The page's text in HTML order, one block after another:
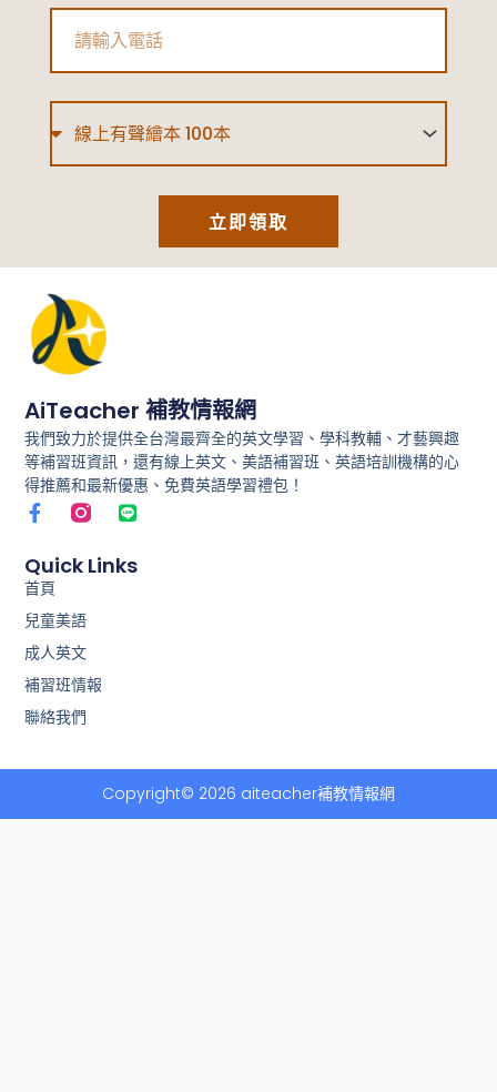
立即領取
AiTeacher 補教情報網
我們致力於提供全台灣最齊全的英文學習、學科教輔、才藝興趣
等補習班資訊，還有線上英文、美語補習班、英語培訓機構的心
得推薦和最新優惠、免費英語學習禮包！
F
a
e
b
o
o
k
-
f
L
i
e
Quick Links
首頁
兒童美語
成人英文
補習班情報
聯絡我們
Copyright© 2026 aiteacher補教情報網